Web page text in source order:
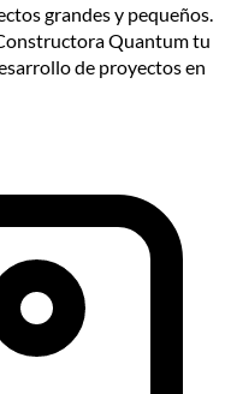
grandes y pequeños.
Quantum tu
de proyectos en